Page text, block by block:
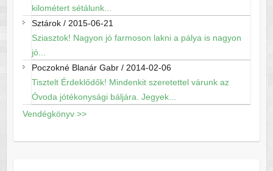
kilométert sétálunk...
Sztárok/ 2015-06-21
Sziasztok! Nagyon jó farmoson lakni a pálya is nagyon
jó...
Poczokné Blanár Gabr/ 2014-02-06
Tisztelt Érdeklődők! Mindenkit szeretettel várunk az
Óvoda jótékonysági báljára. Jegyek...
Vendégkönyv >>